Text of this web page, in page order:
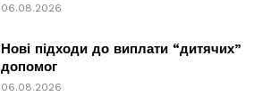
06.08.2026
Нові підходи до виплати “дитячих”
допомог
06.08.2026